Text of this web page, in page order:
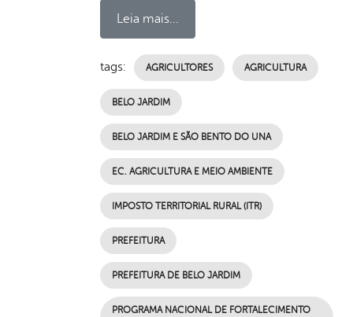
Leia mais...
tags: AGRICULTORES AGRICULTURA
BELO JARDIM
BELO JARDIM E SÃO BENTO DO UNA
EC. AGRICULTURA E MEIO AMBIENTE
IMPOSTO TERRITORIAL RURAL (ITR)
PREFEITURA
PREFEITURA DE BELO JARDIM
PROGRAMA NACIONAL DE FORTALECIMENTO